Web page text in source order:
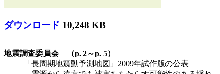
ダウンロード 10,248 KB
地震調査委員会 （p. 2～p. 5）
「長周期地震動予測地図」2009年試作版の公表